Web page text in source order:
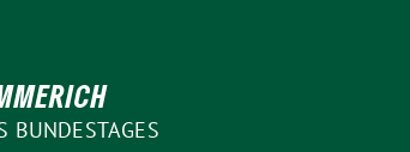
BUNDESTAGES